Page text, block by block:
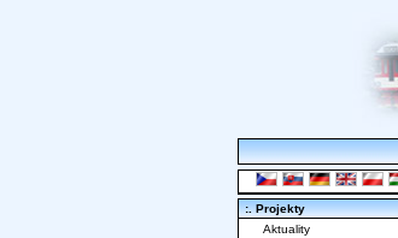
:. Projekty
Aktuality